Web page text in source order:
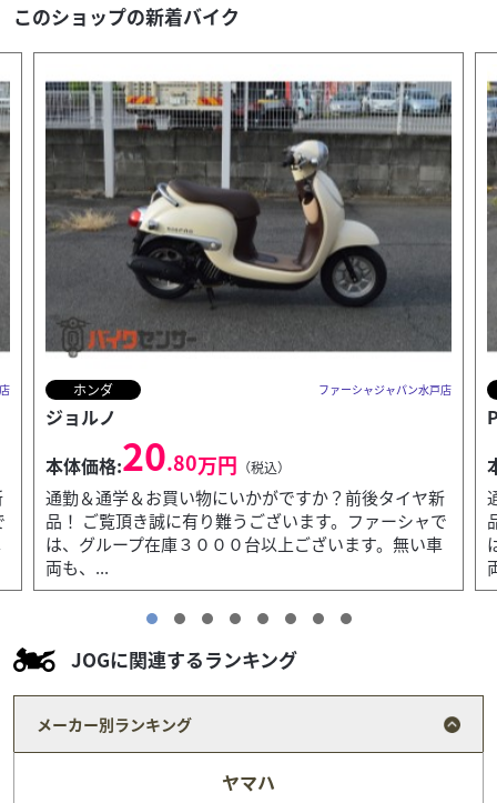
このショップの新着バイク
ホンダ ファーシャジャパン水戸店
PCX125
本体価格:23.80万円 （税込）
通勤＆通学＆お買い物にいかがですか？前後タイヤ新
品！ ご覧頂き誠に有り難うございます。ファーシャで
は、グループ在庫３０００台以上ございます。無い車
両も、...
JOGに関連するランキング
メーカー別ランキング
ヤマハ